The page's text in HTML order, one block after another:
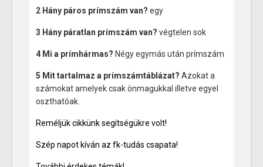
2 Hány páros prímszám van? egy
3 Hány páratlan prímszám van? végtelen sok
4 Mi a prímhármas? Négy egymás után prímszám
5 Mit tartalmaz a prímszámtáblázat? Azokat a
számokat amelyek csak önmagukkal illetve egyel
oszthatóak.
Reméljük cikkünk segítségükre volt!
Szép napot kíván az fk-tudás csapata!